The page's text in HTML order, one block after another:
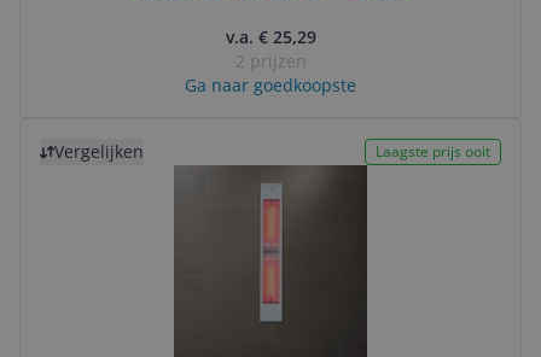
v.a. € 25,29
2 prijzen
Ga naar goedkoopste
Vergelijken Laagste prijs ooit